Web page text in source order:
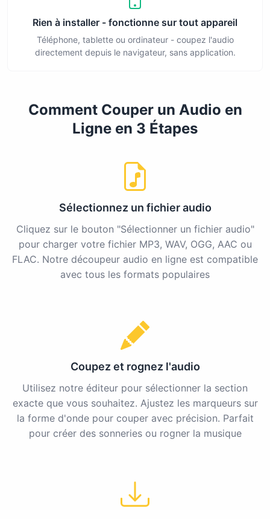
Rien à installer - fonctionne sur tout appareil
Téléphone, tablette ou ordinateur - coupez l'audio
directement depuis le navigateur, sans application.
Comment Couper un Audio en
Ligne en 3 Étapes
Sélectionnez un fichier audio
Cliquez sur le bouton "Sélectionner un fichier audio"
pour charger votre fichier MP3, WAV, OGG, AAC ou
FLAC. Notre découpeur audio en ligne est compatible
avec tous les formats populaires
Coupez et rognez l'audio
Utilisez notre éditeur pour sélectionner la section
exacte que vous souhaitez. Ajustez les marqueurs sur
la forme d'onde pour couper avec précision. Parfait
pour créer des sonneries ou rogner la musique